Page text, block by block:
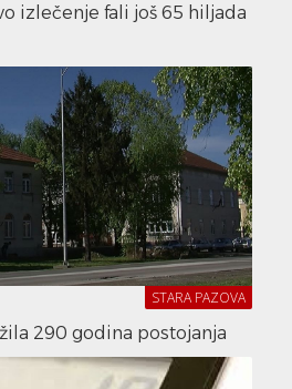
izlečenje fali još 65 hiljada
STARA PAZOVA
290 godina postojanja